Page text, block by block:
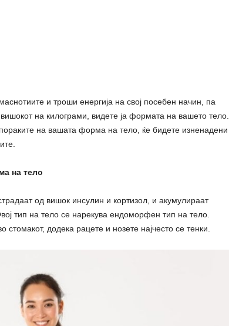
и троши енергија на свој посебен начин, па
на килограми, видете ја формата на вашето тело.
на вашата форма на тело, ќе бидете изненадени
на тело
од вишок инсулин и кортизол, и акумулираат
тип на тело се нарекува ендоморфен тип на тело.
стомакот, додека рацете и нозете најчесто се тенки.